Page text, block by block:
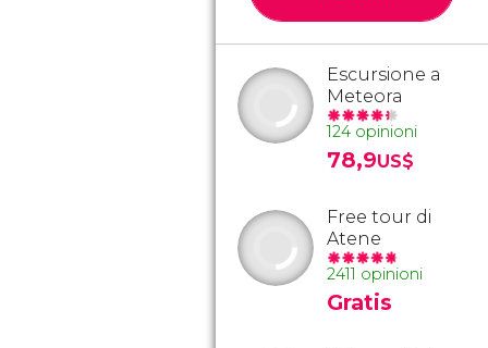
Escursione a
Meteora
124 opinioni
78,9US$
Free tour di
Atene
2411 opinioni
Gratis